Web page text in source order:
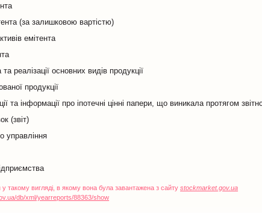
(за залишковою вартістю)
емітента
реалізації основних видів продукції
продукції
та інформації про іпотечні цінні папери, що виникала протягом
(звіт)
управління
такому вигляді, в якому вона була завантажена з сайтуstockmarket.gov.ua
db/xml/yearreports/88363/show